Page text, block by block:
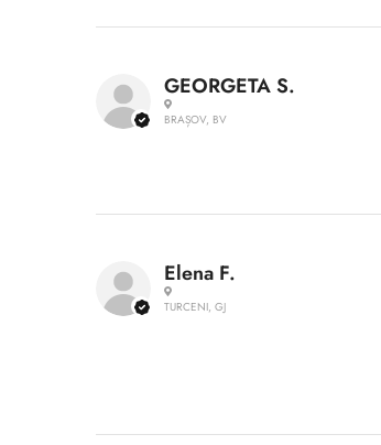
GEORGETA S.
BRAȘOV, BV
Elena F.
TURCENI, GJ